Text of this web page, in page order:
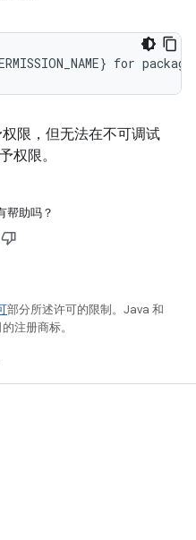
限，但无法在不可调试
权限。
帮助吗？
部分所述许可的限制。Java 和
注册商标。